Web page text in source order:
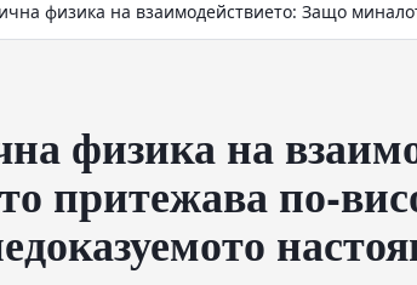
физика на взаимодействието: Защо
физика на
притежава по-